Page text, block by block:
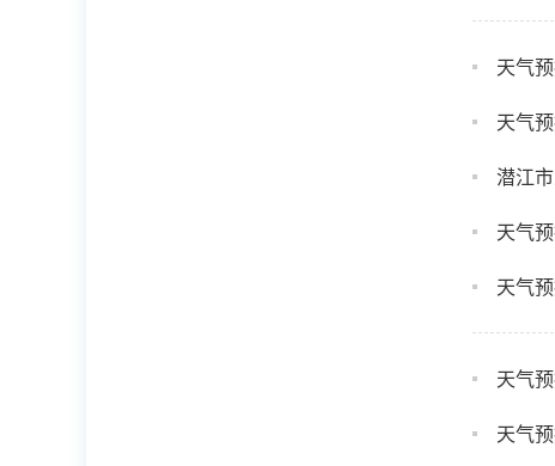
天气
天气
潜江
天气
天气
天气
天气